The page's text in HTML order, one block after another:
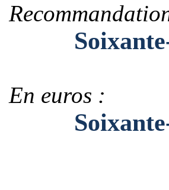
Soixante-
En euros :
Soixante-